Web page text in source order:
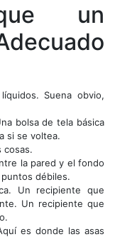
un
Suena obvio,
bolsa de tela básica
si se voltea.
cosas.
la pared y el fondo
débiles.
Un recipiente que
Un recipiente que
es donde las asas